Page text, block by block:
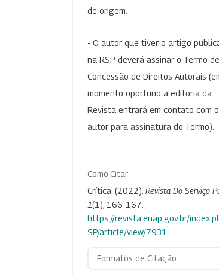
de origem.
- O autor que tiver o artigo
na RSP deverá assinar o Termo de
Concessão de Direitos Autorais
momento oportuno a editoria da
Revista entrará em contato com o
autor para assinatura do Termo).
Como Citar
Crítica. (2022). Revista Do Serviço
1(1), 166-167.
https://revista.enap.gov.br/
SP/article/view/7931
Formatos de Citação